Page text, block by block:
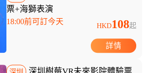
票+海獅表演
18:00前可訂今天 HKD108起
詳情